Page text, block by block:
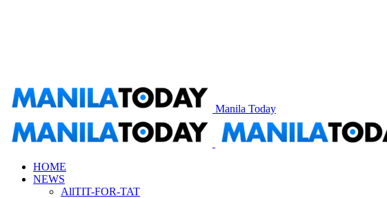
Manila Today
HOME
NEWS
AllTIT-FOR-TAT